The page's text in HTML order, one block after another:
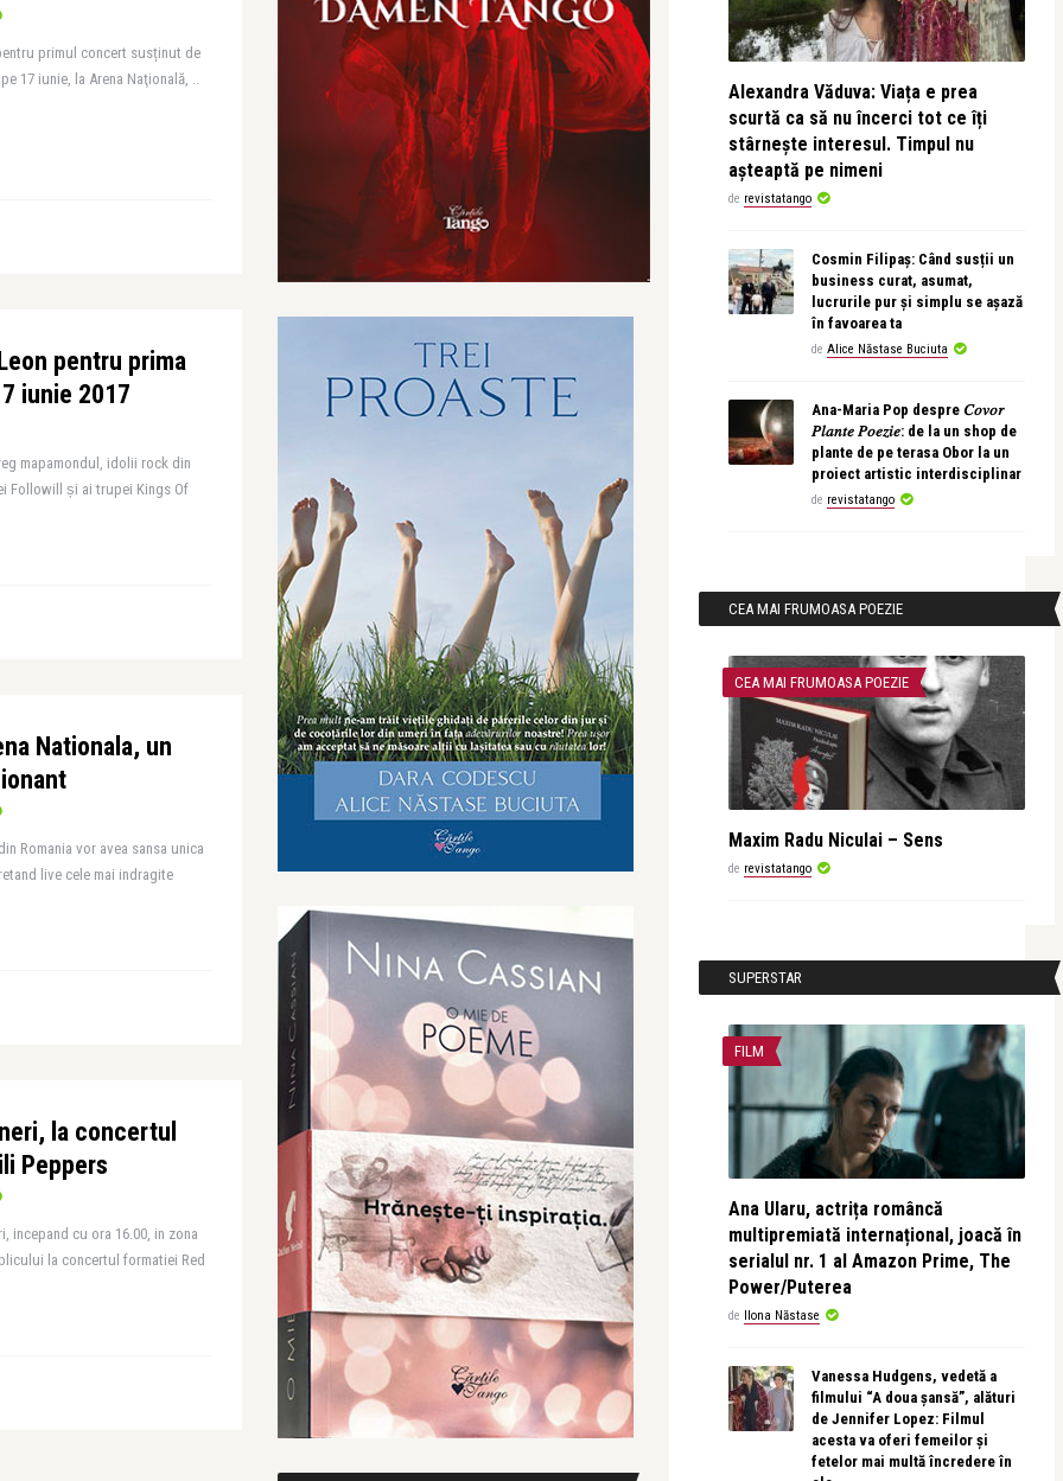
primul concert susținut de
17 iunie, la Arena Naţională, ..
pentru prima
iunie 2017
mapamondul, idolii rock din
Followill și ai trupei Kings Of
Nationala, un
Romania vor avea sansa unica
live cele mai indragite
la concertul
Peppers
incepand cu ora 16.00, in zona
la concertul formatiei Red
Alexandra Văduva: Viața e prea
scurtă ca să nu încerci tot ce îți
stârnește interesul. Timpul nu
așteaptă pe nimeni
de revistatango
Cosmin Filipaș: Când susții un
business curat, asumat,
lucrurile pur și simplu se așază
în favoarea ta
de Alice Năstase Buciuta
Ana-Maria Pop despre 𝐶𝑜𝑣𝑜𝑟
𝑃𝑙𝑎𝑛𝑡𝑒 𝑃𝑜𝑒𝑧𝑖𝑒: de la un shop de
plante de pe terasa Obor la un
proiect artistic interdisciplinar
de revistatango
CEA MAI FRUMOASA POEZIE
CEA MAI FRUMOASA POEZIE
Maxim Radu Niculai – Sens
de revistatango
SUPERSTAR
FILM
Ana Ularu, actrița româncă
multipremiată internațional, joacă în
serialul nr. 1 al Amazon Prime, The
Power/Puterea
de Ilona Năstase
Vanessa Hudgens, vedetă a
filmului “A doua șansă”, alături
de Jennifer Lopez: Filmul
acesta va oferi femeilor și
fetelor mai multă încredere în